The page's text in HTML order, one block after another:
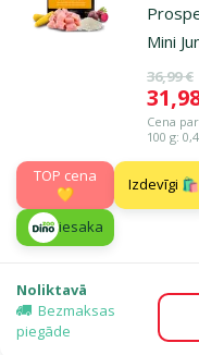
Mini
36,99 €
Cena par
100 g:
TOP cena
💛
Izdevīgi 🛍️
iesaka
Noliktavā
Bezmaksas
piegāde